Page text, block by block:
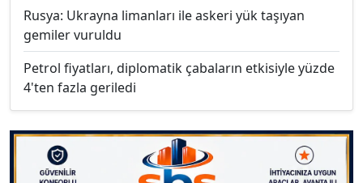
Rusya: Ukrayna limanları ile askeri yük taşıyan
gemiler vuruldu
Petrol fiyatları, diplomatik çabaların etkisiyle yüzde
4'ten fazla geriledi